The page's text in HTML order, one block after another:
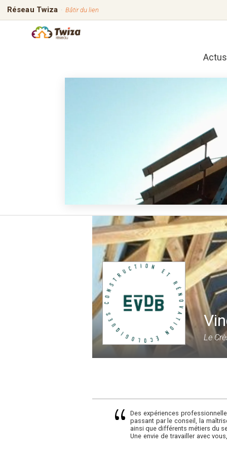
Réseau Twiza · Bâtir du lien
Actus
Le
Des expériences
passant par le conseil, la
ainsi que différents métiers du
Une envie de travailler avec
Des convictions